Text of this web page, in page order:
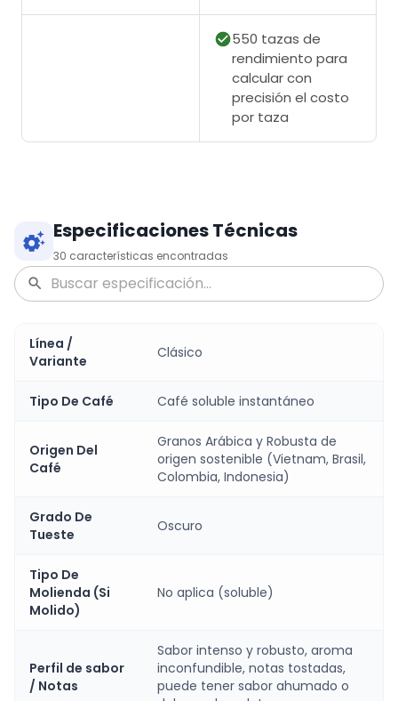
550 tazas de
rendimiento para
calcular con
precisión el costo
por taza
Especificaciones Técnicas
30 características encontradas
Línea /
Variante
Clásico
Tipo De Café Café soluble instantáneo
Origen Del
Café
Granos Arábica y Robusta de
origen sostenible (Vietnam, Brasil,
Colombia, Indonesia)
Grado De
Tueste
Oscuro
Tipo De
Molienda (Si
Molido)
No aplica (soluble)
Perfil de sabor
/ Notas
Sabor intenso y robusto, aroma
inconfundible, notas tostadas,
puede tener sabor ahumado o